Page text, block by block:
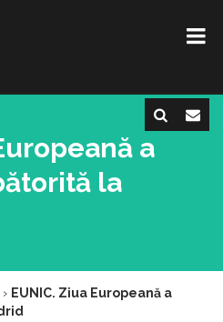
a
la
› EUNIC. Ziua Europeană a